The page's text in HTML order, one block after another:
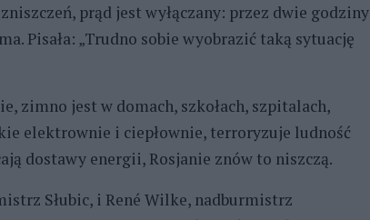
prąd jest wyłączany: przez dwie godziny
Pisała: „Trudno sobie wyobrazić taką sytuację
zimno jest w domach, szkołach, szpitalach,
elektrownie i ciepłownie, terroryzuje ludność
dostawy energii, Rosjanie znów to niszczą.
Słubic, i René Wilke, nadburmistrz